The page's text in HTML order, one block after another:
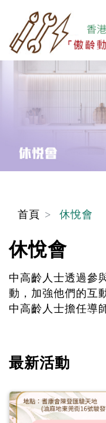
首頁 休悅會
休悅會
中高齡人士透過參
動，加強他們的互
中高齡人士擔任導
最新活動